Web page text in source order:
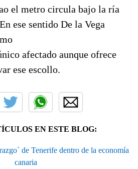
el metro circula bajo la ría
ese sentido De la Vega
afectado aunque ofrece
ese escollo.
EN ESTE BLOG:
de Tenerife dentro de la economía
canaria